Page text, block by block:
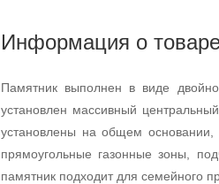
Информация о
Памятник выполнен в виде
установлен массивный
установлены на общем основании,
прямоугольные газонные зоны,
памятник подходит для семейного